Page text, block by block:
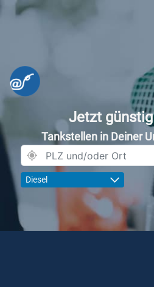
Jetzt
Tankstellen in Deiner
Diesel